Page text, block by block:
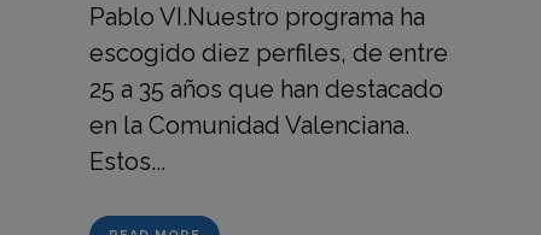
Pablo VI.Nuestro programa ha
escogido diez perfiles, de entre
25 a 35 años que han destacado
en la Comunidad Valenciana.
Estos...